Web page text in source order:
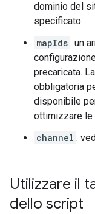
dominio del
specificato.
mapIds : un
precaricata.
obbligatoria
disponibile
ottimizzare le
channel :
Utilizzare il
dello script